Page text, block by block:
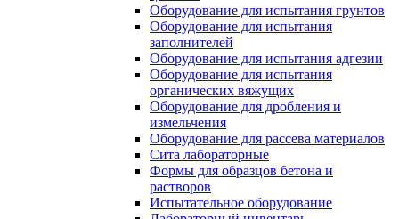
Оборудование для испытания грунтов
Оборудование для испытания
заполнителей
Оборудование для испытания адгезии
Оборудование для испытания
органических вяжущих
Оборудование для дробления и
измельчения
Оборудование для рассева материалов
Сита лабораторные
Формы для образцов бетона и
растворов
Испытательное оборудование